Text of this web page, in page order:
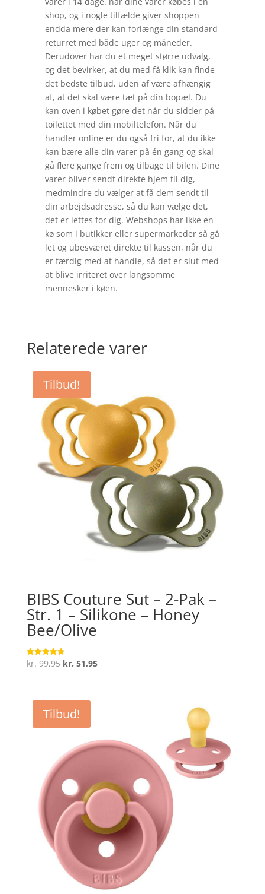
shop, og i nogle tilfælde giver shoppen
endda mere der kan forlænge din standard
returret med både uger og måneder.
Derudover har du et meget større udvalg,
og det bevirker, at du med få klik kan finde
det bedste tilbud, uden af være afhængig
af, at det skal være tæt på din bopæl. Du
kan oven i købet gøre det når du sidder på
toilettet med din mobiltelefon. Når du
handler online er du også fri for, at du ikke
kan bære alle din varer på én gang og skal
gå flere gange frem og tilbage til bilen. Dine
varer bliver sendt direkte hjem til dig,
medmindre du vælger at få dem sendt til
din arbejdsadresse, så du kan vælge det,
det er lettes for dig. Webshops har ikke en
kø som i butikker eller supermarkeder så gå
let og ubesværet direkte til kassen, når du
er færdig med at handle, så det er slut med
at blive irriteret over langsomme
mennesker i køen.
Relaterede varer
Tilbud!
BIBS Couture Sut – 2-Pak –
Str. 1 – Silikone – Honey
Bee/Olive
Vurderet
4.7
kr.99,95 Den
var:
kr. 99,95.
kr. 51,95Den
Tilbud!